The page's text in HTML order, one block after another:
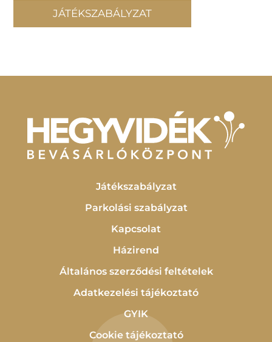
JÁTÉKSZABÁLYZAT
Játékszabályzat
Parkolási szabályzat
Kapcsolat
Házirend
Általános szerződési feltételek
Adatkezelési tájékoztató
GYIK
Cookie tájékoztató